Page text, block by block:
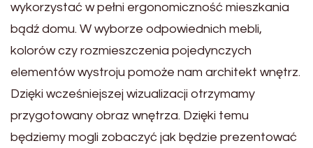
wykorzystać w pełni ergonomiczność mieszkania
bądź domu. W wyborze odpowiednich mebli,
kolorów czy rozmieszczenia pojedynczych
elementów wystroju pomoże nam architekt wnętrz.
Dzięki wcześniejszej wizualizacji otrzymamy
przygotowany obraz wnętrza. Dzięki temu
będziemy mogli zobaczyć jak będzie prezentować